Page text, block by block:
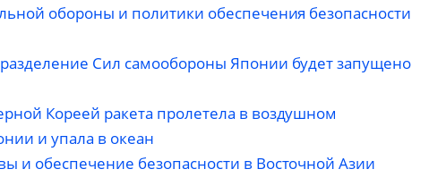
обороны и политики обеспечения безопасности
Сил самообороны Японии будет запущено
Кореей ракета пролетела в воздушном
и упала в океан
и обеспечение безопасности в Восточной Азии